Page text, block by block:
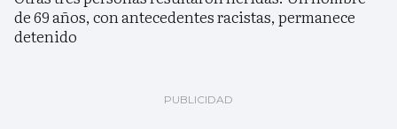
de 69 años, con antecedentes racistas, permanece
detenido